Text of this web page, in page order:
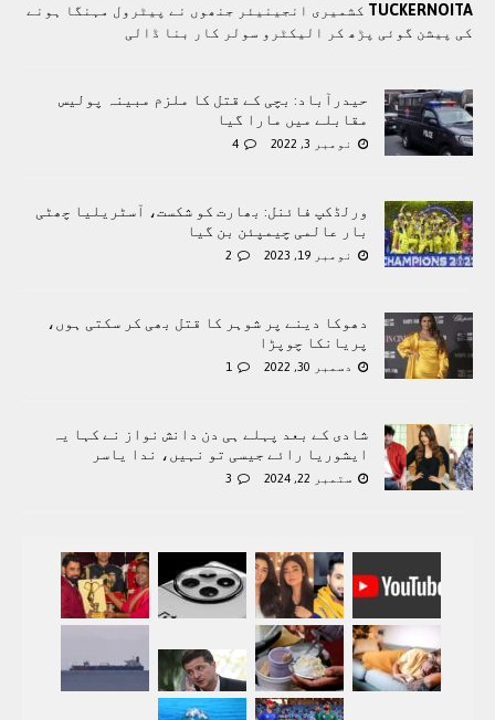
TUCKERNOITA کشمیری انجینیئر جنھوں نے پیٹرول مہنگا ہونے
کی پیشن گوئی پڑھ کر الیکٹرو سولر کار بنا ڈالی
حیدرآباد: بچی کے قتل کا ملزم مبینہ پولیس
مقابلے میں مارا گیا
نومبر 3, 2022 4
ورلڈکپ فائنل: بھارت کو شکست، آسٹریلیا چھٹی
بار عالمی چیمپئن بن گیا
نومبر 19, 2023 2
دھوکا دینے پر شوہر کا قتل بھی کر سکتی ہوں،
پریانکا چوپڑا
دسمبر 30, 2022 1
شادی کے بعد پہلے ہی دن دانش نواز نے کہا یہ
ایشوریا رائے جیسی تو نہیں، ندا یاسر
ستمبر 22, 2024 3